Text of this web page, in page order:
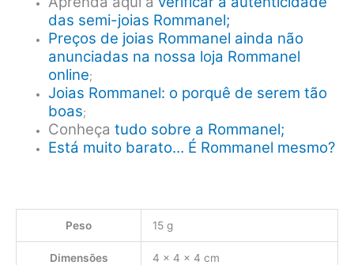
das semi-joias Rommanel;
Preços de joias Rommanel ainda não
anunciadas na nossa loja Rommanel
online;
Joias Rommanel: o porquê de serem tão
boas;
Conheçatudo sobre a Rommanel;
Está muito barato… É Rommanel mesmo?
Peso 15 g
Dimensões 4 × 4 × 4 cm